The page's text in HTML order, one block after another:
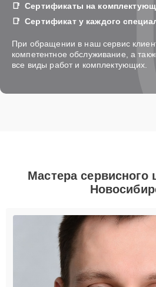
Сертификаты на
Сертификат у каждого
При обращении в наш сервис
компетентное обслуживание, а
все виды работ и комплектующих.
Мастера сервисного